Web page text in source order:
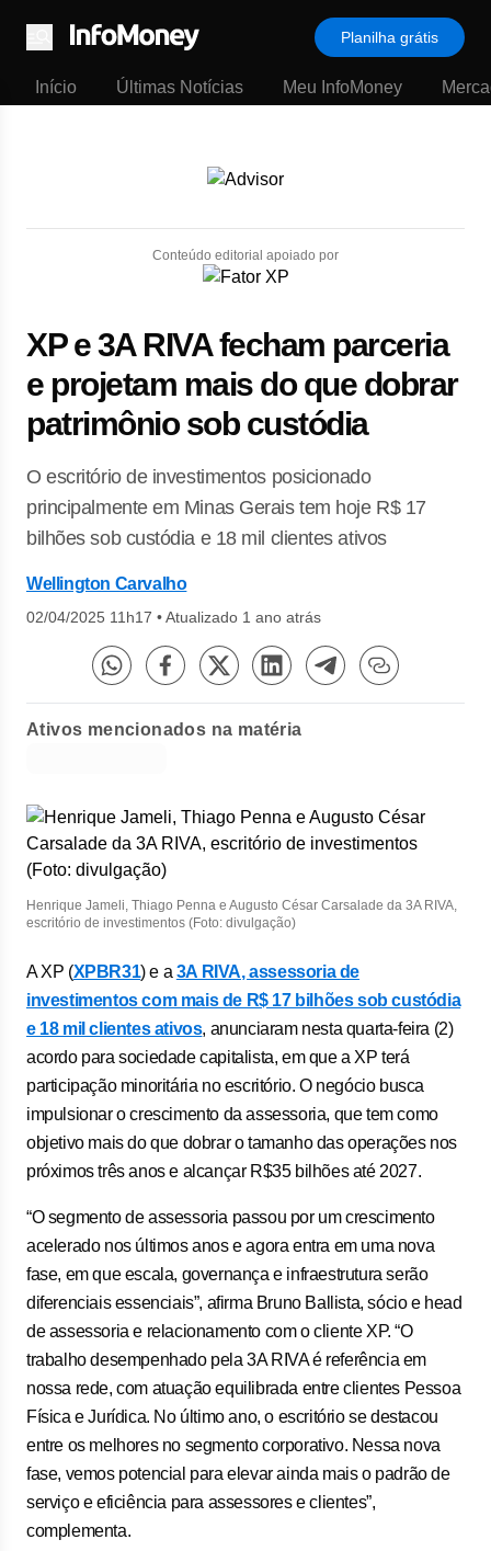
Menu
Planilha grátis
Início Últimas Notícias Meu InfoMoney
Conteúdo editorial apoiado por
XP e 3A RIVA fecham parceria
e projetam mais do que dobrar
patrimônio sob custódia
O escritório de investimentos posicionado
principalmente em Minas Gerais tem hoje R$ 17
bilhões sob custódia e 18 mil clientes ativos
Wellington Carvalho
02/04/2025 11h17 •Atualizado 1 ano atrás
Ativos mencionados na matéria
Henrique Jameli, Thiago Penna e Augusto César Carsalade da 3A RIVA,
escritório de investimentos (Foto: divulgação)
A XP (XPBR31) e a 3A RIVA, assessoria de
investimentos com mais de R$ 17 bilhões sob custódia
e 18 mil clientes ativos, anunciaram nesta quarta-feira (2)
acordo para sociedade capitalista, em que a XP terá
participação minoritária no escritório. O negócio busca
impulsionar o crescimento da assessoria, que tem como
objetivo mais do que dobrar o tamanho das operações nos
próximos três anos e alcançar R$35 bilhões até 2027.
“O segmento de assessoria passou por um crescimento
acelerado nos últimos anos e agora entra em uma nova
fase, em que escala, governança e infraestrutura serão
diferenciais essenciais”, afirma Bruno Ballista, sócio e head
de assessoria e relacionamento com o cliente XP. “O
trabalho desempenhado pela 3A RIVA é referência em
nossa rede, com atuação equilibrada entre clientes Pessoa
Física e Jurídica. No último ano, o escritório se destacou
entre os melhores no segmento corporativo. Nessa nova
fase, vemos potencial para elevar ainda mais o padrão de
serviço e eficiência para assessores e clientes”,
complementa.